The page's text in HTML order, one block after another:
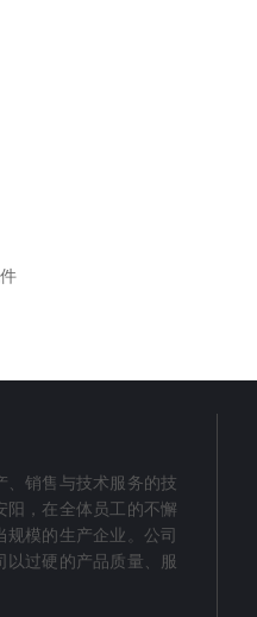
、销售与技术服务的技
阳，在全体员工的不懈
模的生产企业。公司
过硬的产品质量、服